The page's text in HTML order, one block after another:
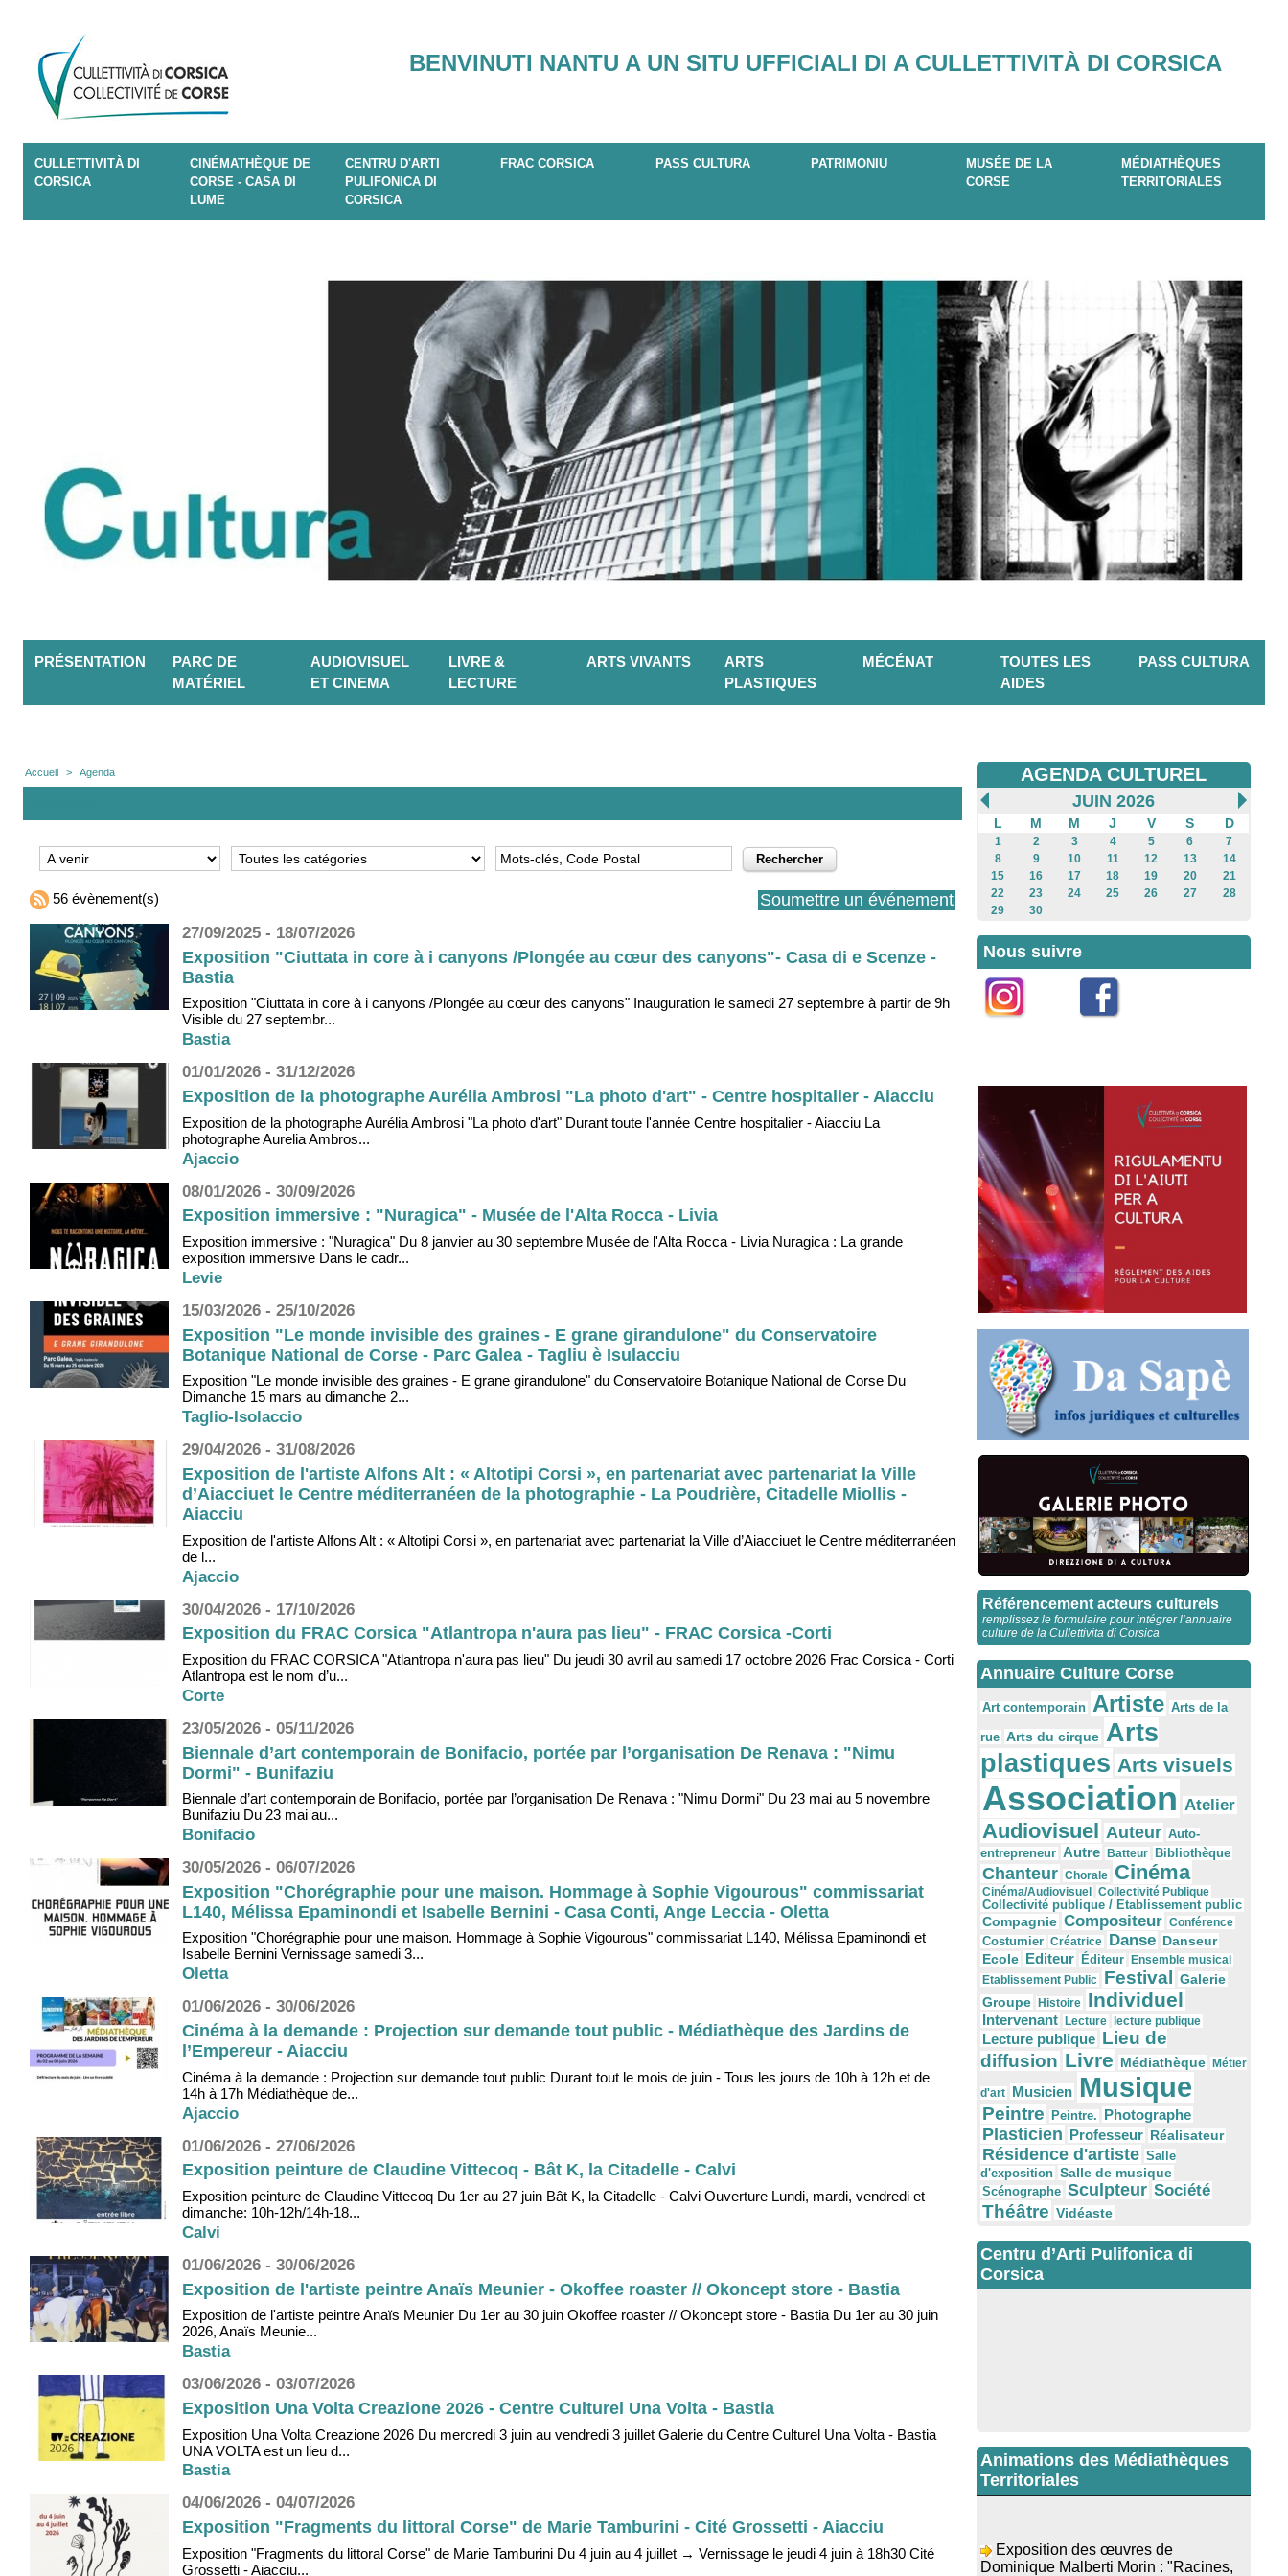
BENVINUTI NANTU A UN SITU UFFICIALI DI A CULLETTIVITÀ DI CORSICA
CULLETTIVITÀ DI
CORSICA
CINÉMATHÈQUE DE
CORSE - CASA DI
LUME
CENTRU D'ARTI
PULIFONICA DI
CORSICA
FRAC CORSICA PASS CULTURA PATRIMONIU
MUSÉE DE LA
CORSE
MÉDIATHÈQUES
TERRITORIALES
PRÉSENTATION
PARC DE
MATÉRIEL
AUDIOVISUEL
ET CINEMA
LIVRE &
LECTURE
ARTS VIVANTS
ARTS
PLASTIQUES
MÉCÉNAT
TOUTES LES
AIDES
PASS CULTURA
Accueil > Agenda
56 évènement(s) Soumettre un événement
27/09/2025 - 18/07/2026
Exposition "Ciuttata in core à i canyons /Plongée au cœur des canyons"- Casa di e Scenze -
Bastia
Exposition "Ciuttata in core à i canyons /Plongée au cœur des canyons" Inauguration le samedi 27 septembre à partir de 9h
Visible du 27 septembr...
Bastia
01/01/2026 - 31/12/2026
Exposition de la photographe Aurélia Ambrosi "La photo d'art" - Centre hospitalier - Aiacciu
Exposition de la photographe Aurélia Ambrosi "La photo d'art" Durant toute l'année Centre hospitalier - Aiacciu La
photographe Aurelia Ambros...
Ajaccio
08/01/2026 - 30/09/2026
Exposition immersive : "Nuragica" - Musée de l'Alta Rocca - Livia
Exposition immersive : "Nuragica" Du 8 janvier au 30 septembre Musée de l'Alta Rocca - Livia Nuragica : La grande
exposition immersive Dans le cadr...
Levie
15/03/2026 - 25/10/2026
Exposition "Le monde invisible des graines - E grane girandulone" du Conservatoire
Botanique National de Corse - Parc Galea - Tagliu è Isulacciu
Exposition "Le monde invisible des graines - E grane girandulone" du Conservatoire Botanique National de Corse Du
Dimanche 15 mars au dimanche 2...
Taglio-Isolaccio
29/04/2026 - 31/08/2026
Exposition de l'artiste Alfons Alt : « Altotipi Corsi », en partenariat avec partenariat la Ville
d’Aiacciuet le Centre méditerranéen de la photographie - La Poudrière, Citadelle Miollis -
Aiacciu
Exposition de l'artiste Alfons Alt : « Altotipi Corsi », en partenariat avec partenariat la Ville d’Aiacciuet le Centre méditerranéen
de l...
Ajaccio
30/04/2026 - 17/10/2026
Exposition du FRAC Corsica "Atlantropa n'aura pas lieu" - FRAC Corsica -Corti
Exposition du FRAC CORSICA "Atlantropa n'aura pas lieu" Du jeudi 30 avril au samedi 17 octobre 2026 Frac Corsica - Corti
Atlantropa est le nom d’u...
Corte
23/05/2026 - 05/11/2026
Biennale d’art contemporain de Bonifacio, portée par l’organisation De Renava : "Nimu
Dormi" - Bunifaziu
Biennale d’art contemporain de Bonifacio, portée par l’organisation De Renava : "Nimu Dormi" Du 23 mai au 5 novembre
Bunifaziu Du 23 mai au...
Bonifacio
30/05/2026 - 06/07/2026
Exposition "Chorégraphie pour une maison. Hommage à Sophie Vigourous" commissariat
L140, Mélissa Epaminondi et Isabelle Bernini - Casa Conti, Ange Leccia - Oletta
Exposition "Chorégraphie pour une maison. Hommage à Sophie Vigourous" commissariat L140, Mélissa Epaminondi et
Isabelle Bernini Vernissage samedi 3...
Oletta
01/06/2026 - 30/06/2026
Cinéma à la demande : Projection sur demande tout public - Médiathèque des Jardins de
l’Empereur - Aiacciu
Cinéma à la demande : Projection sur demande tout public Durant tout le mois de juin - Tous les jours de 10h à 12h et de
14h à 17h Médiathèque de...
Ajaccio
01/06/2026 - 27/06/2026
Exposition peinture de Claudine Vittecoq - Bât K, la Citadelle - Calvi
Exposition peinture de Claudine Vittecoq Du 1er au 27 juin Bât K, la Citadelle - Calvi Ouverture Lundi, mardi, vendredi et
dimanche: 10h-12h/14h-18...
Calvi
01/06/2026 - 30/06/2026
Exposition de l'artiste peintre Anaïs Meunier - Okoffee roaster // Okoncept store - Bastia
Exposition de l'artiste peintre Anaïs Meunier Du 1er au 30 juin Okoffee roaster // Okoncept store - Bastia Du 1er au 30 juin
2026, Anaïs Meunie...
Bastia
03/06/2026 - 03/07/2026
Exposition Una Volta Creazione 2026 - Centre Culturel Una Volta - Bastia
Exposition Una Volta Creazione 2026 Du mercredi 3 juin au vendredi 3 juillet Galerie du Centre Culturel Una Volta - Bastia
UNA VOLTA est un lieu d...
Bastia
04/06/2026 - 04/07/2026
Exposition "Fragments du littoral Corse" de Marie Tamburini - Cité Grossetti - Aiacciu
Exposition "Fragments du littoral Corse" de Marie Tamburini Du 4 juin au 4 juillet → Vernissage le jeudi 4 juin à 18h30 Cité
Grossetti - Aiacciu...
AGENDA CULTUREL
JUIN 2026
L M M J V S D
1 2 3 4 5 6
7
8
9 10 11 12 13
14
15
16 17 18 19 20
21
22
23 24 25 26 27
28
29
30
Nous suivre
Référencement acteurs culturels
remplissez le formulaire pour intégrer l’annuaire
culture de la Cullettivita di Corsica
Annuaire Culture Corse
Art contemporain Artiste Arts de la
rue Arts du cirque Arts
plastiques Arts visuels
Association Atelier
Audiovisuel Auteur Auto-
entrepreneur Autre Batteur Bibliothèque
Chanteur Chorale Cinéma
Cinéma/Audiovisuel
Collectivité Publique
Collectivité publique / Etablissement public
Compagnie Compositeur Conférence
Costumier Créatrice Danse Danseur
Ecole Editeur Éditeur
Ensemble musical
Etablissement Public Festival Galerie
Groupe
Histoire Individuel
Intervenant Lecture lecture publique
Lecture publique Lieu de
diffusion Livre Médiathèque Métier
d'art Musicien Musique
Peintre Peintre. Photographe
Plasticien Professeur Réalisateur
Résidence d'artiste Salle
d'exposition Salle de musique
Scénographe Sculpteur Société
Théâtre Vidéaste
Centru d’Arti Pulifonica di
Corsica
Animations des Médiathèques
Territoriales
Dominique Malberti Morin : "Racines,
peintures acryliques et aquarelles" -